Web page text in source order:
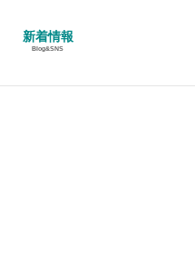
新着情報
Blog&SNS